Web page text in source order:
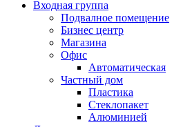
Входная группа
Подвалное помещение
Бизнес центр
Магазина
Офис
Автоматическая
Частный дом
Пластика
Стеклопакет
Алюминией